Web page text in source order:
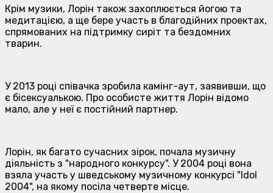
Крім музики, Лорін також захоплюється йогою та
медитацією, а ще бере участь в благодійних проектах,
спрямованих на підтримку сиріт та бездомних
тварин.
У 2013 році співачка зробила камінг-аут, заявивши, що
є бісексуалькою. Про особисте життя Лорін відомо
мало, але у неї є постійний партнер.
Лорін, як багато сучасних зірок, почала музичну
діяльність з "народного конкурсу". У 2004 році вона
взяла участь у шведському музичному конкурсі "Idol
2004", на якому посіла четверте місце.